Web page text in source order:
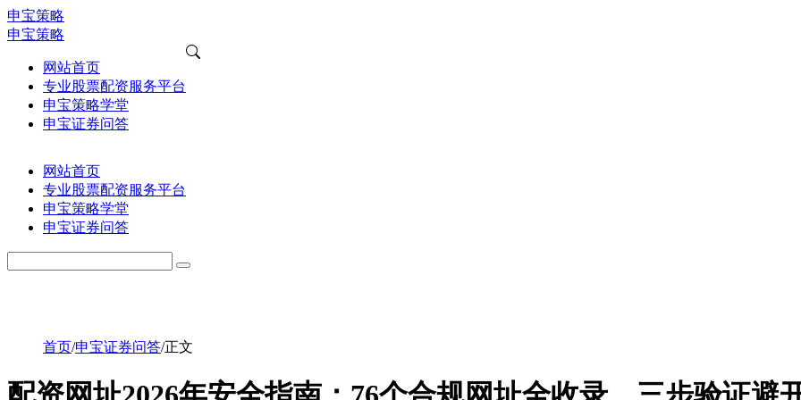
申宝策略
申宝策略
网站首页
专业股票配资服务平台
申宝策略学堂
申宝证券问答
网站首页
专业股票配资服务平台
申宝策略学堂
申宝证券问答
首页/申宝证券问答/正文